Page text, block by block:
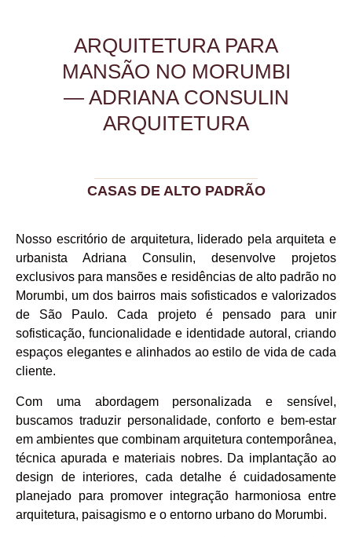
ARQUITETURA PARA
MANSÃO NO MORUMBI
— ADRIANA CONSULIN
ARQUITETURA
CASAS DE ALTO PADRÃO
Nosso escritório de arquitetura, liderado pela arquiteta e
urbanista Adriana Consulin, desenvolve projetos
exclusivos para mansões e residências de alto padrão no
Morumbi, um dos bairros mais sofisticados e valorizados
de São Paulo. Cada projeto é pensado para unir
sofisticação, funcionalidade e identidade autoral, criando
espaços elegantes e alinhados ao estilo de vida de cada
cliente.
Com uma abordagem personalizada e sensível,
buscamos traduzir personalidade, conforto e bem-estar
em ambientes que combinam arquitetura contemporânea,
técnica apurada e materiais nobres. Da implantação ao
design de interiores, cada detalhe é cuidadosamente
planejado para promover integração harmoniosa entre
arquitetura, paisagismo e o entorno urbano do Morumbi.